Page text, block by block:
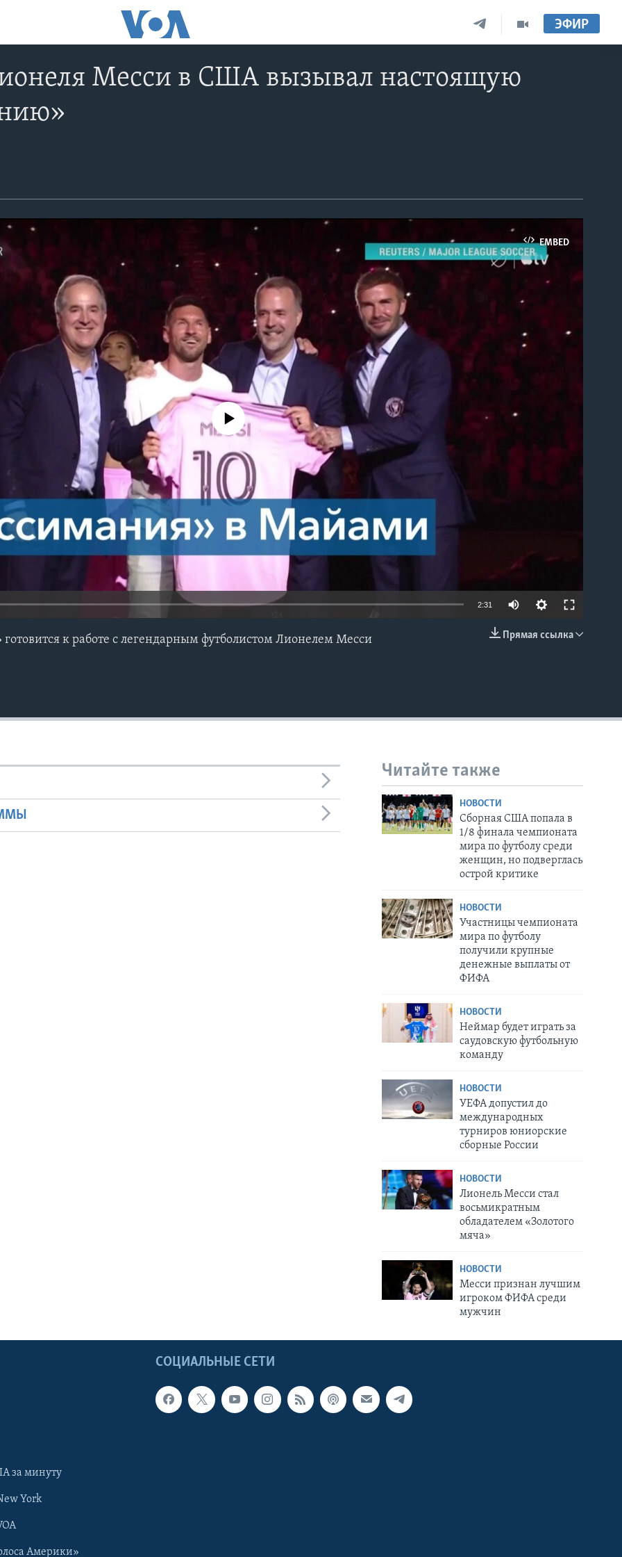
ЭФИР
Месси в США вызывал настоящую
EMBED
No media source currently available
2:31
Прямая ссылка
к работе с легендарным футболистом Лионелем Месси
Читайте также
НОВОСТИ
Сборная США попала в
1/8 финала чемпионата
мира по футболу среди
женщин, но подверглась
острой критике
НОВОСТИ
Участницы чемпионата
мира по футболу
получили крупные
денежные выплаты от
ФИФА
НОВОСТИ
Неймар будет играть за
саудовскую футбольную
команду
НОВОСТИ
УЕФА допустил до
международных
турниров юниорские
сборные России
НОВОСТИ
Лионель Месси стал
восьмикратным
обладателем «Золотого
мяча»
НОВОСТИ
Месси признан лучшим
игроком ФИФА среди
мужчин
СОЦИАЛЬНЫЕ СЕТИ
за минуту
York
Америки»